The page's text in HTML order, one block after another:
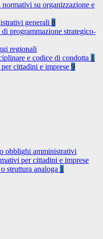
su organizzazione e
generali 8
programmazione strategico-
regionali
e codice di condotta 1
cittadini e imprese 9
obblighi amministrativi
per cittadini e imprese
struttura analoga 1